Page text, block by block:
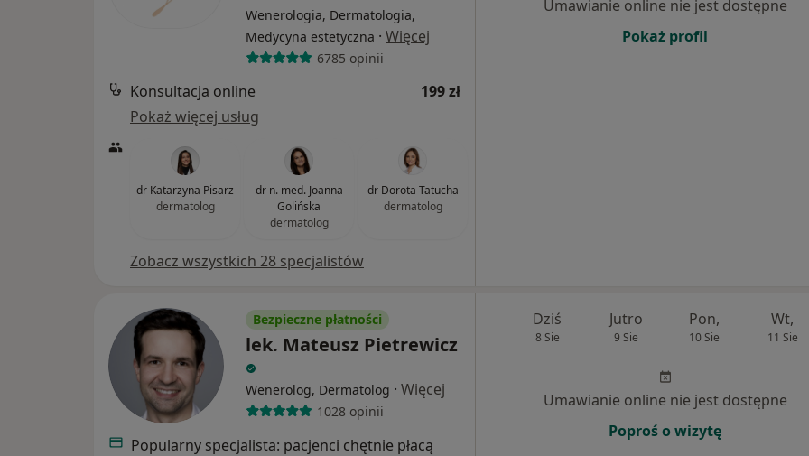
Wenerologia, Dermatologia,
Medycyna estetyczna · Więcej
6785 opinii
Konsultacja online
199 zł
Pokaż więcej usług
dr Katarzyna Pisarz
dermatolog
dr n. med. Joanna
Golińska
dermatolog
dr Dorota Tatucha
dermatolog
Zobacz wszystkich 28 specjalistów
Umawianie online nie jest dostępne
Pokaż profil
Bezpieczne płatności
lek. Mateusz Pietrewicz
Wenerolog, Dermatolog · Więcej
1028 opinii
Popularny specjalista: pacjenci chętnie płacą
Dziś
8 Sie
Jutro
9 Sie
Pon,
10 Sie
Wt,
11 Sie
Umawianie online nie jest dostępne
Poproś o wizytę